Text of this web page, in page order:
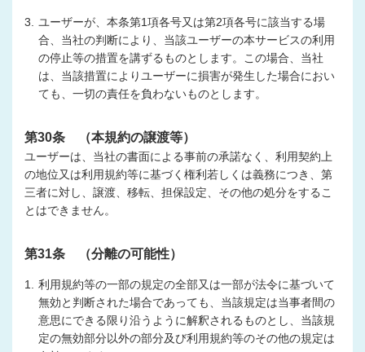
3.
ユーザーが、本条第1項各号又は第2項各号に該当する場
合、当社の判断により、当該ユーザーの本サービスの利用
の停止等の措置を講ずるものとします。この場合、当社
は、当該措置によりユーザーに損害が発生した場合におい
ても、一切の責任を負わないものとします。
第30条 （本規約の譲渡等）
ユーザーは、当社の書面による事前の承諾なく、利用契約上
の地位又は利用規約等に基づく権利若しくは義務につき、第
三者に対し、譲渡、移転、担保設定、その他の処分をするこ
とはできません。
第31条 （分離の可能性）
1.
利用規約等の一部の規定の全部又は一部が法令に基づいて
無効と判断された場合であっても、当該規定は当事者間の
意思にできる限り沿うように解釈されるものとし、当該規
定の無効部分以外の部分及び利用規約等のその他の規定は